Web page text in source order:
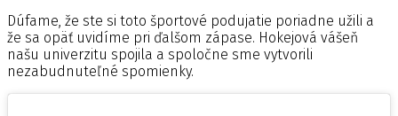
Dúfame, že ste si toto športové podujatie poriadne užili a
že sa opäť uvidíme pri ďalšom zápase. Hokejová vášeň
našu univerzitu spojila a spoločne sme vytvorili
nezabudnuteľné spomienky.